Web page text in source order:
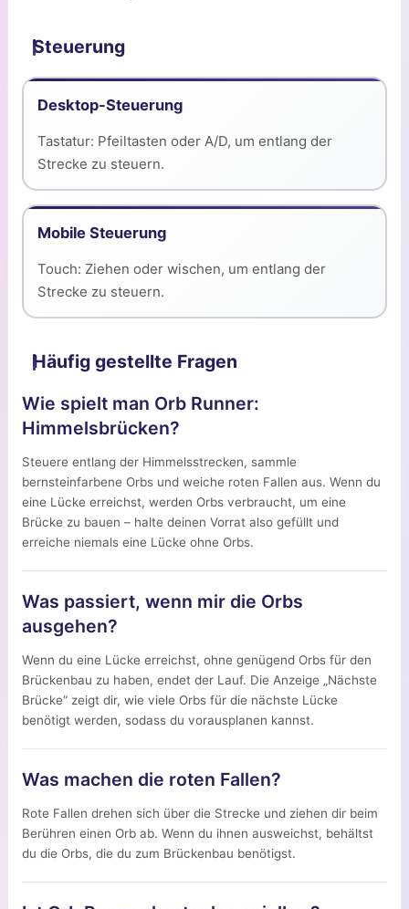
Steuerung
Desktop-Steuerung
Tastatur: Pfeiltasten oder A/D, um entlang der
Strecke zu steuern.
Mobile Steuerung
Touch: Ziehen oder wischen, um entlang der
Strecke zu steuern.
Häufig gestellte Fragen
Wie spielt man Orb Runner:
Himmelsbrücken?
Steuere entlang der Himmelsstrecken, sammle
bernsteinfarbene Orbs und weiche roten Fallen aus. Wenn du
eine Lücke erreichst, werden Orbs verbraucht, um eine
Brücke zu bauen – halte deinen Vorrat also gefüllt und
erreiche niemals eine Lücke ohne Orbs.
Was passiert, wenn mir die Orbs
ausgehen?
Wenn du eine Lücke erreichst, ohne genügend Orbs für den
Brückenbau zu haben, endet der Lauf. Die Anzeige „Nächste
Brücke“ zeigt dir, wie viele Orbs für die nächste Lücke
benötigt werden, sodass du vorausplanen kannst.
Was machen die roten Fallen?
Rote Fallen drehen sich über die Strecke und ziehen dir beim
Berühren einen Orb ab. Wenn du ihnen ausweichst, behältst
du die Orbs, die du zum Brückenbau benötigst.